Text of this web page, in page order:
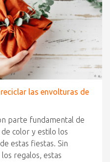
las envolturas de
parte fundamental de
color y estilo los
estas fiestas. Sin
regalos, estas